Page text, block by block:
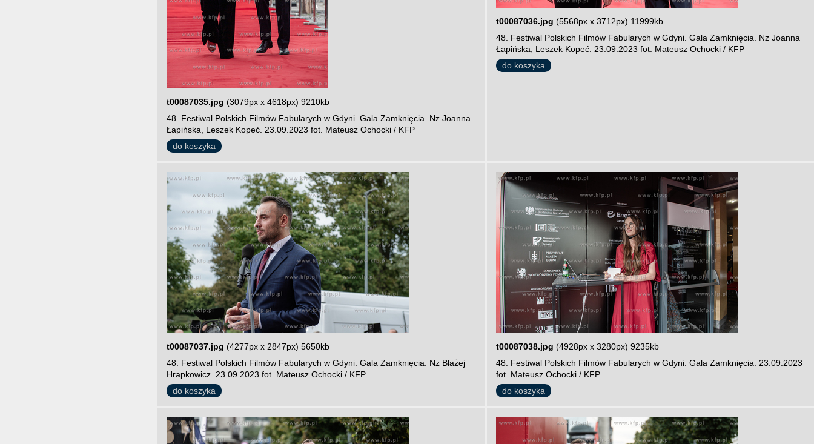
t00087035.jpg (3079px x 4618px) 9210kb
48. Festiwal Polskich Filmów Fabularych w Gdyni. Gala Zamknięcia. Nz Joanna
Łapińska, Leszek Kopeć. 23.09.2023 fot. Mateusz Ochocki / KFP
do koszyka
t00087036.jpg (5568px x 3712px) 11999kb
48. Festiwal Polskich Filmów Fabularych w Gdyni. Gala Zamknięcia. Nz Joanna
Łapińska, Leszek Kopeć. 23.09.2023 fot. Mateusz Ochocki / KFP
do koszyka
t00087037.jpg (4277px x 2847px) 5650kb
48. Festiwal Polskich Filmów Fabularych w Gdyni. Gala Zamknięcia. Nz Błażej
Hrapkowicz. 23.09.2023 fot. Mateusz Ochocki / KFP
do koszyka
t00087038.jpg (4928px x 3280px) 9235kb
48. Festiwal Polskich Filmów Fabularych w Gdyni. Gala Zamknięcia. 23.09.2023
fot. Mateusz Ochocki / KFP
do koszyka